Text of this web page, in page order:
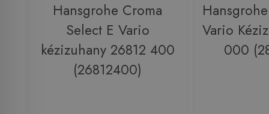
Hansgrohe Croma
Select E Vario
kézizuhany 26812 400
(26812400)
Vario
000